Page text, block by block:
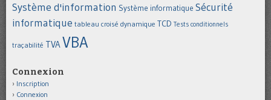
Système d'information Système informatique Sécurité
informatique tableau croisé dynamique TCD Tests conditionnels
traçabilité TVAVBA
Connexion
Inscription
Connexion